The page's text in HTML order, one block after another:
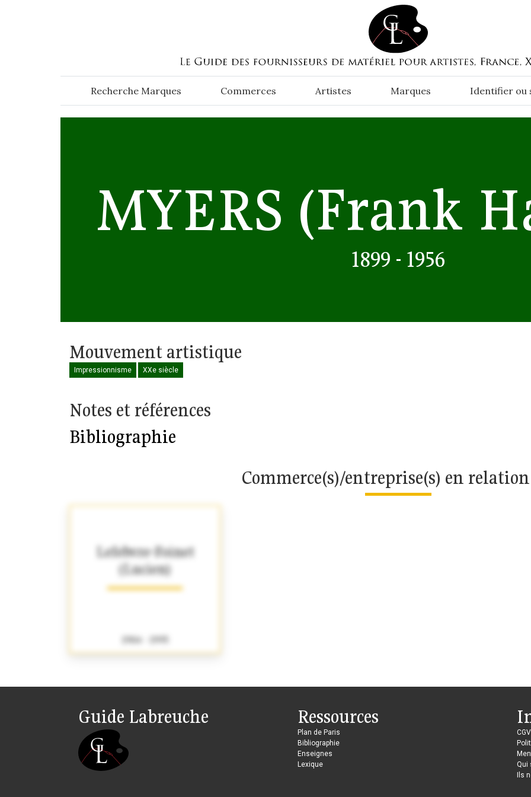
Recherche Marques Commerces Artistes Marques Identifier ou
MYERS (Frank
1899 - 1956
Mouvement artistique
Impressionnisme XXe siècle
Notes et références
Bibliographie
Commerce(s)/entreprise(s) en
Lefebvre-Foinet
(Lucien)
1904 - 1995
Guide Labreuche Ressources
Plan de Paris
Bibliographie
Enseignes
Lexique
Qui
Ils